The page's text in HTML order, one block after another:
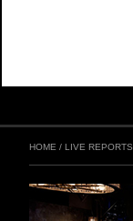
HOME / LIVE REPORTS